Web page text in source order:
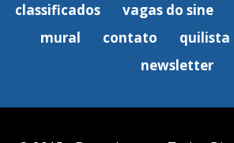
classificados
vagas do sine
mural
contato quilista
newsletter